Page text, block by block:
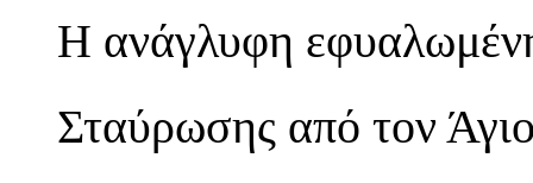
Η ανάγλυφη
Σταύρωσης από τον